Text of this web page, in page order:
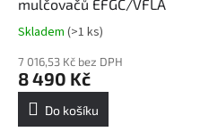
mulčovačů EFGC/VFLA
Průměrné
produktu
je
5,0
Skladem (>1 ks)
7 016,53 Kč bez DPH
8 490 Kč
Do košíku